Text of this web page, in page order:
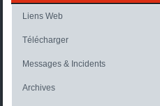
Liens Web
Télécharger
Messages & Incidents
Archives